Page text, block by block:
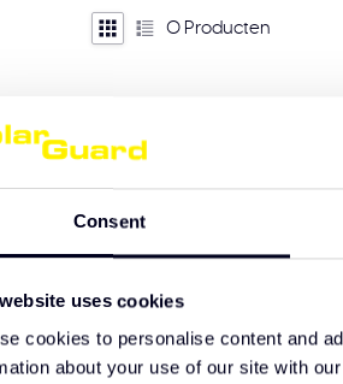
Consent
uses cookies
cookies to personalise content and
about your use of our site with
0 Producten